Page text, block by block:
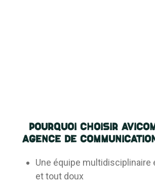
Pourquoi choisir
agence de
Une équipe multidisciplinaire
et tout doux